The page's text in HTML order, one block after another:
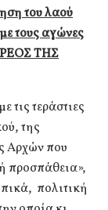
του λαού
τους αγώνες
ΤΗΣ
τεράστιες
της
Αρχών που
προσπάθεια»,
πολιτική